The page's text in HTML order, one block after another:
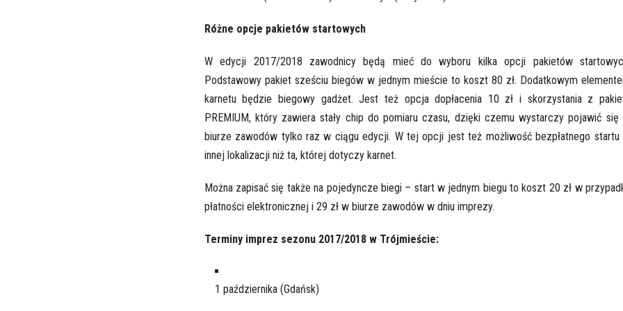
Różne opcje pakietów startowych
W edycji 2017/2018 zawodnicy będą mieć do wyboru kilka opcji pakietów
Podstawowy pakiet sześciu biegów w jednym mieście to koszt 80 zł. Dodatkowym
karnetu będzie biegowy gadżet. Jest też opcja dopłacenia 10 zł i skorzystania z
PREMIUM, który zawiera stały chip do pomiaru czasu, dzięki czemu wystarczy pojawić się
biurze zawodów tylko raz w ciągu edycji. W tej opcji jest też możliwość bezpłatnego startu
innej lokalizacji niż ta, której dotyczy karnet.
Można zapisać się także na pojedyncze biegi – start w jednym biegu to koszt 20 zł w
płatności elektronicznej i 29 zł w biurze zawodów w dniu imprezy.
Terminy imprez sezonu 2017/2018 w Trójmieście:
1 października (Gdańsk)